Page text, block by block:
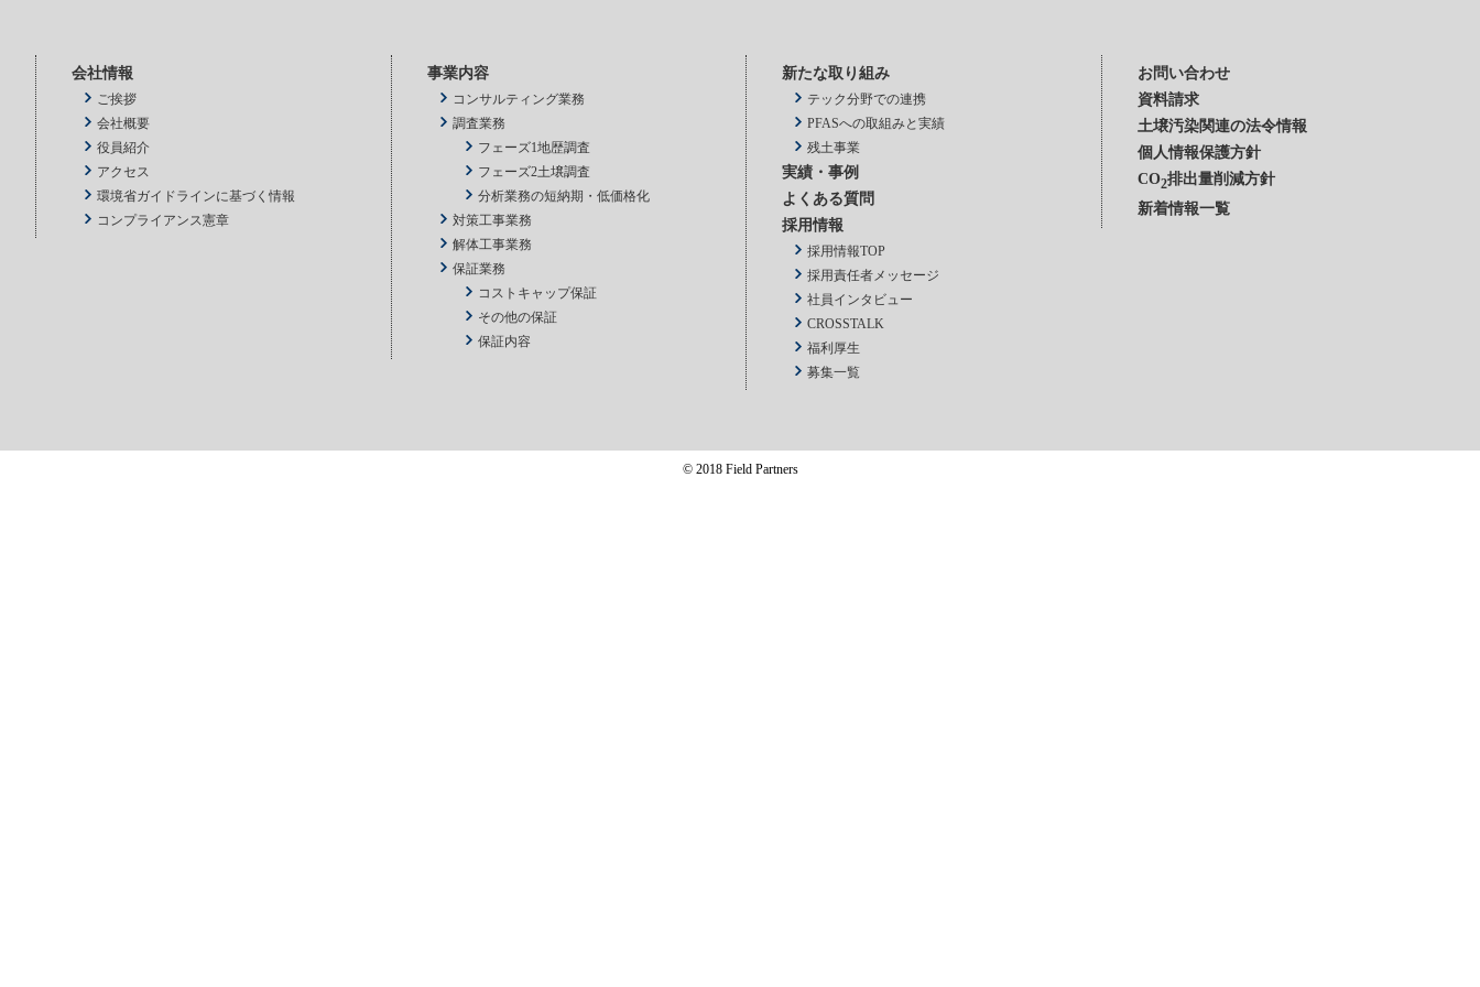
会社情報
ご挨拶
会社概要
役員紹介
アクセス
環境省ガイドラインに基づく情報
コンプライアンス憲章
事業内容
コンサルティング業務
調査業務
フェーズ1地歴調査
フェーズ2土壌調査
分析業務の短納期・低価格化
対策工事業務
解体工事業務
保証業務
コストキャップ保証
その他の保証
保証内容
新たな取り組み
テック分野での連携
PFASへの取組みと実績
残土事業
実績・事例
よくある質問
採用情報
採用情報TOP
採用責任者メッセージ
社員インタビュー
CROSSTALK
福利厚生
募集一覧
お問い合わせ
資料請求
土壌汚染関連の法令情報
個人情報保護方針
CO2排出量削減方針
新着情報一覧
© 2018 Field Partners